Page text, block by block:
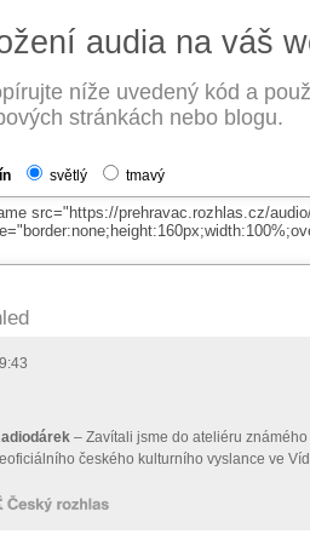
audia na váš
níže uvedený kód a
stránkách nebo blogu.
světlý tmavý